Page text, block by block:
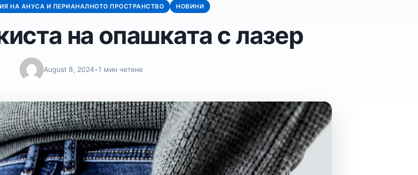
НА АНУСА И ПЕРИАНАЛНОТО ПРОСТРАНСТВО НОВИНИ
на опашката с лазер
August 8, 2024•1 мин четене